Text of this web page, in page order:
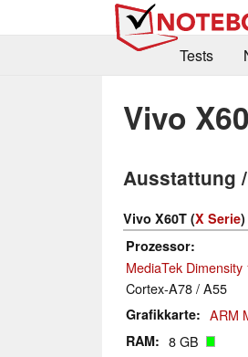
Tests
Vivo
Ausstattung
Vivo X60T (X Serie)
Prozessor
MediaTek Dimensity
Cortex-A78 / A55
Grafikkarte ARM
RAM 8 GB